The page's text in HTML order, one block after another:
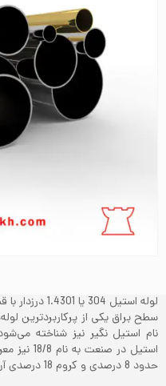
نام استیل نگیر نیز شناخته
استیل
حدود 8 درصدی و کروم 18 درصدی آن است.